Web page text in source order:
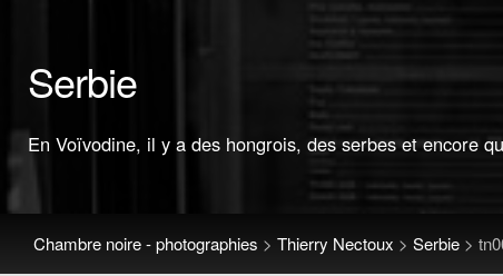
Serbie
En Voïvodine, il y a des hongrois, des serbes et encore
Chambre noire - photographies > Thierry Nectoux > Serbie >